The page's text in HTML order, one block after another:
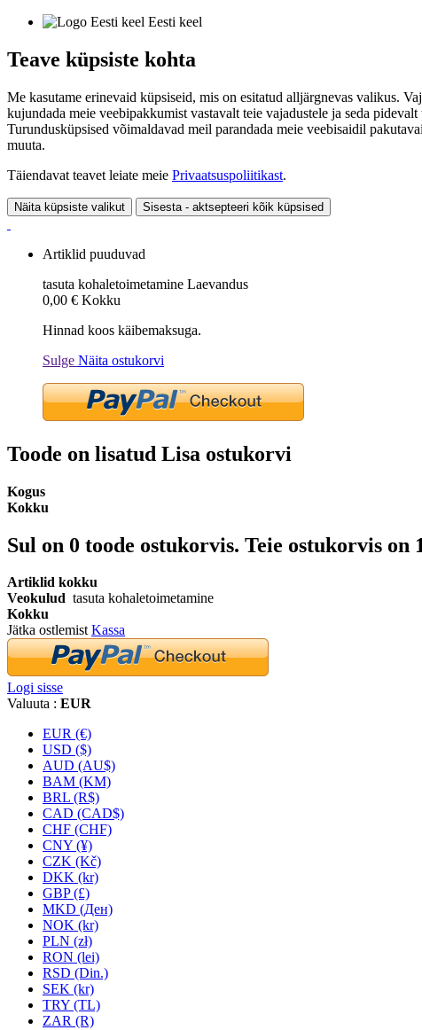
Eesti keel
Teave küpsiste kohta
Me kasutame erinevaid küpsiseid, mis on esitatud alljärgnevas valikus.
kujundada meie veebipakkumist vastavalt teie vajadustele ja seda
Turundusküpsised võimaldavad meil parandada meie veebisaidil
muuta.
Täiendavat teavet leiate meie Privaatsuspoliitikast.
Näita küpsiste valikut Sisesta - aktsepteeri kõik küpsised
Artiklid puuduvad
tasuta kohaletoimetamine Laevandus
0,00 € Kokku
Hinnad koos käibemaksuga.
Sulge Näita ostukorvi
Toode on lisatud Lisa ostukorvi
Kogus
Kokku
Sul on 0 toode ostukorvis. Teie ostukorvis on
Artiklid kokku
Veokulud tasuta kohaletoimetamine
Kokku
Jätka ostlemistKassa
Logi sisse
Valuuta : EUR
EUR (€)
USD ($)
AUD (AU$)
BAM (KM)
BRL (R$)
CAD (CAD$)
CHF (CHF)
CNY (¥)
CZK (Kč)
DKK (kr)
GBP (£)
MKD (Ден)
NOK (kr)
PLN (zł)
RON (lei)
RSD (Din.)
SEK (kr)
TRY (TL)
ZAR (R)